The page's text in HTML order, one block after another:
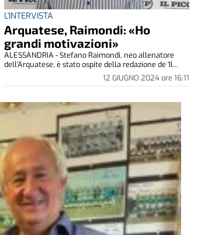
L'INTERVISTA
Arquatese, Raimondi: «Ho
grandi motivazioni»
12 GIUGNO 2024ore 16:11
ALESSANDRIA - Stefano Raimondi, neo allenatore
dell'Arquatese, è stato ospite della redazione de 'Il...